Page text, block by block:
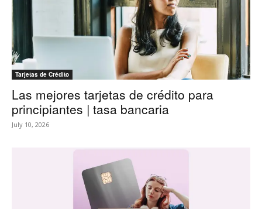
Tarjetas de Crédito
Las mejores tarjetas de crédito para
principiantes | tasa bancaria
July 10, 2026